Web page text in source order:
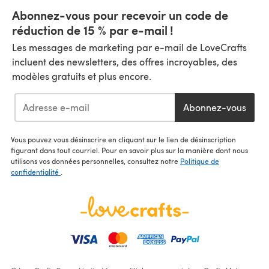
Abonnez-vous pour recevoir un code de
réduction de 15 % par e-mail !
Les messages de marketing par e-mail de LoveCrafts
incluent des newsletters, des offres incroyables, des
modèles gratuits et plus encore.
Abonnez-vous
Vous pouvez vous désinscrire en cliquant sur le lien de désinscription
figurant dans tout courriel. Pour en savoir plus sur la manière dont nous
utilisons vos données personnelles, consultez notre Politique de
confidentialité